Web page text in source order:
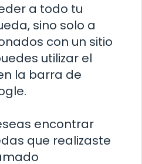
a todo tu
sino solo a
con un sitio
utilizar el
la barra de
encontrar
que realizaste